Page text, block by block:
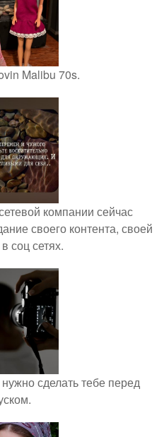
Malibu 70s.
компании сейчас
своего контента, своей
соц сетях.
сделать тебе перед